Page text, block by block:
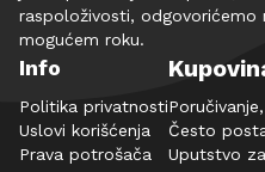
raspoloživosti, odgovorićemo
mogućem roku.
Info
Politika privatnosti
Uslovi korišćenja
Prava potrošača
Često
Uputstvo